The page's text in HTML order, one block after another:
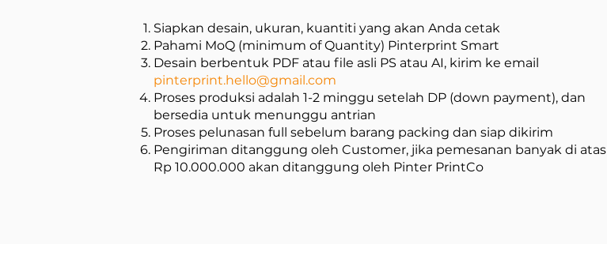
Siapkan desain, ukuran, kuantiti yang akan Anda cetak
Pahami MoQ (minimum of Quantity) Pinterprint Smart
Desain berbentuk PDF atau file asli PS atau AI, kirim ke email
pinterprint.hello@gmail.com
Proses produksi adalah 1-2 minggu setelah DP (down payment), dan
bersedia untuk menunggu antrian
Proses pelunasan full sebelum barang packing dan siap dikirim
Pengiriman ditanggung oleh Customer, jika pemesanan banyak di atas
Rp 10.000.000 akan ditanggung oleh Pinter PrintCo